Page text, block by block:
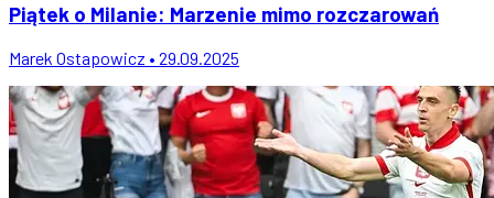
Piątek o Milanie: Marzenie mimo rozczarowań
Marek Ostapowicz • 29.09.2025